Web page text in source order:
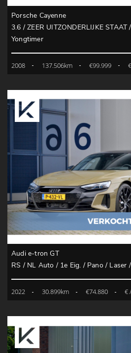
Porsche Cayenne
3.6 / ZEER UITZONDERLIJKE
Yongtimer
2008 137.506km €99.999
Audi e-tron GT
RS / NL Auto / 1e Eig. / Pano / Laser
2022 30.899km €74.880 €